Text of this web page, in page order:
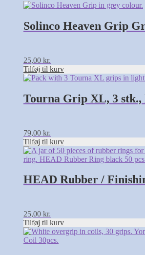
Solinco Heaven Grip
25,00 kr.
Tilføj til kurv
Tourna Grip XL, 3 stk.,
79,00 kr.
Tilføj til kurv
HEAD Rubber /
25,00 kr.
Tilføj til kurv